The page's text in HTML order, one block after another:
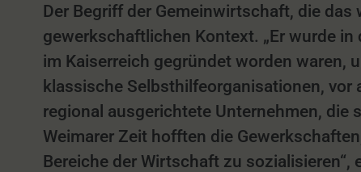
Der Begriff der Gemeinwirtschaft, die
gewerkschaftlichen Kontext. „Er wurde
im Kaiserreich gegründet worden waren,
klassische Selbsthilfeorganisationen,
regional ausgerichtete Unternehmen, die
Weimarer Zeit hofften die
Bereiche der Wirtschaft zu